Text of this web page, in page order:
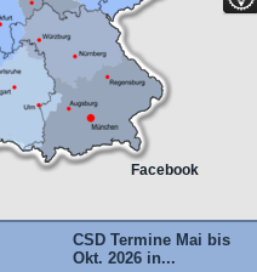
Facebook
CSD Termine Mai bis
Okt. 2026 in...